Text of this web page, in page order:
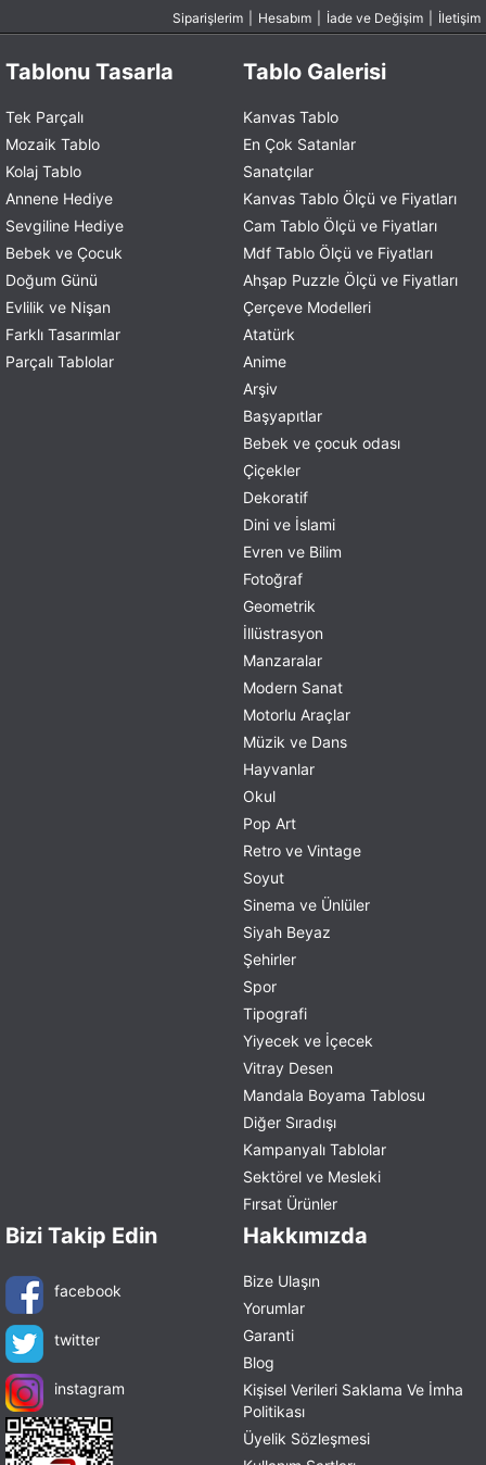
Siparişlerim Hesabım İade ve Değişim İletişim
Tablonu Tasarla
Tek Parçalı
Mozaik Tablo
Kolaj Tablo
Annene Hediye
Sevgiline Hediye
Bebek ve Çocuk
Doğum Günü
Evlilik ve Nişan
Farklı Tasarımlar
Parçalı Tablolar
Tablo Galerisi
Kanvas Tablo
En Çok Satanlar
Sanatçılar
Kanvas Tablo Ölçü ve Fiyatları
Cam Tablo Ölçü ve Fiyatları
Mdf Tablo Ölçü ve Fiyatları
Ahşap Puzzle Ölçü ve Fiyatları
Çerçeve Modelleri
Atatürk
Anime
Arşiv
Başyapıtlar
Bebek ve çocuk odası
Çiçekler
Dekoratif
Dini ve İslami
Evren ve Bilim
Fotoğraf
Geometrik
İllüstrasyon
Manzaralar
Modern Sanat
Motorlu Araçlar
Müzik ve Dans
Hayvanlar
Okul
Pop Art
Retro ve Vintage
Soyut
Sinema ve Ünlüler
Siyah Beyaz
Şehirler
Spor
Tipografi
Yiyecek ve İçecek
Vitray Desen
Mandala Boyama Tablosu
Diğer Sıradışı
Kampanyalı Tablolar
Sektörel ve Mesleki
Fırsat Ürünler
Bizi Takip Edin
facebook
twitter
instagram
Hakkımızda
Bize Ulaşın
Yorumlar
Garanti
Blog
Kişisel Verileri Saklama Ve İmha
Politikası
Üyelik Sözleşmesi